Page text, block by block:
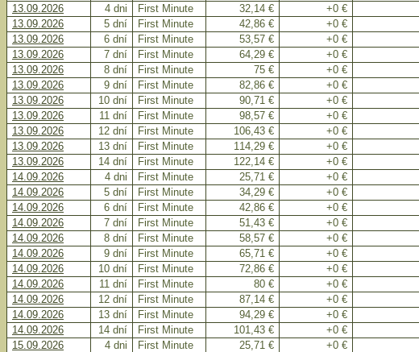
13.09.2026
4 dni First Minute 32,14 €
+0 €
13.09.2026
5 dní First Minute 42,86 €
+0 €
13.09.2026
6 dní First Minute 53,57 €
+0 €
13.09.2026
7 dní First Minute 64,29 €
+0 €
13.09.2026
8 dní First Minute 75 €
+0 €
13.09.2026
9 dní First Minute 82,86 €
+0 €
13.09.2026
10 dní First Minute 90,71 €
+0 €
13.09.2026
11 dní First Minute 98,57 €
+0 €
13.09.2026
12 dní First Minute 106,43 €
+0 €
13.09.2026
13 dní First Minute 114,29 €
+0 €
13.09.2026
14 dní First Minute 122,14 €
+0 €
14.09.2026
4 dni First Minute 25,71 €
+0 €
14.09.2026
5 dní First Minute 34,29 €
+0 €
14.09.2026
6 dní First Minute 42,86 €
+0 €
14.09.2026
7 dní First Minute 51,43 €
+0 €
14.09.2026
8 dní First Minute 58,57 €
+0 €
14.09.2026
9 dní First Minute 65,71 €
+0 €
14.09.2026
10 dní First Minute 72,86 €
+0 €
14.09.2026
11 dní First Minute 80 €
+0 €
14.09.2026
12 dní First Minute 87,14 €
+0 €
14.09.2026
13 dní First Minute 94,29 €
+0 €
14.09.2026
14 dní First Minute 101,43 €
+0 €
15.09.2026
4 dni First Minute 25,71 €
+0 €